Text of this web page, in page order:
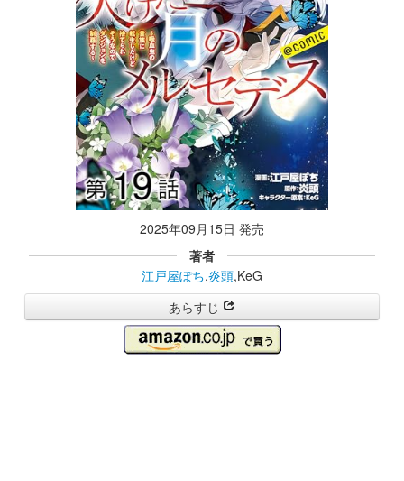
2025年09月15日 発売
著者
江戸屋ぽち,炎頭,KeG
あらすじ